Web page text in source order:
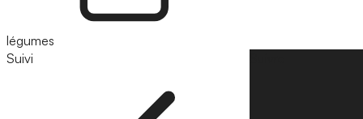
légumes
Suivi